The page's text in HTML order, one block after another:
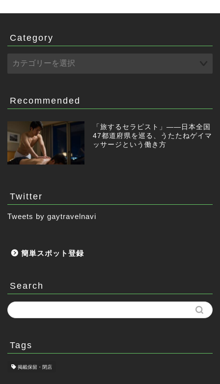
Category
Recommended
「旅するセラピスト」——日本全国
47都道府県を巡る、うたたねゲイマ
ッサージという働き方
Twitter
Tweets by gaytravelnavi
簡単スポット登録
Search
Tags
掲載保留・閉店